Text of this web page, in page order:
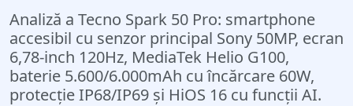
Analiză a Tecno Spark 50 Pro: smartphone
accesibil cu senzor principal Sony 50MP, ecran
6,78-inch 120Hz, MediaTek Helio G100,
baterie 5.600/6.000mAh cu încărcare 60W,
protecție IP68/IP69 și HiOS 16 cu funcții AI.